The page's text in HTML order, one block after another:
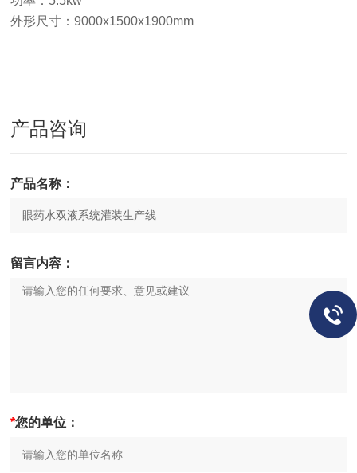
外形尺寸：9000x1500x1900mm
产品咨询
产品名称：
留言内容：
*您的单位：